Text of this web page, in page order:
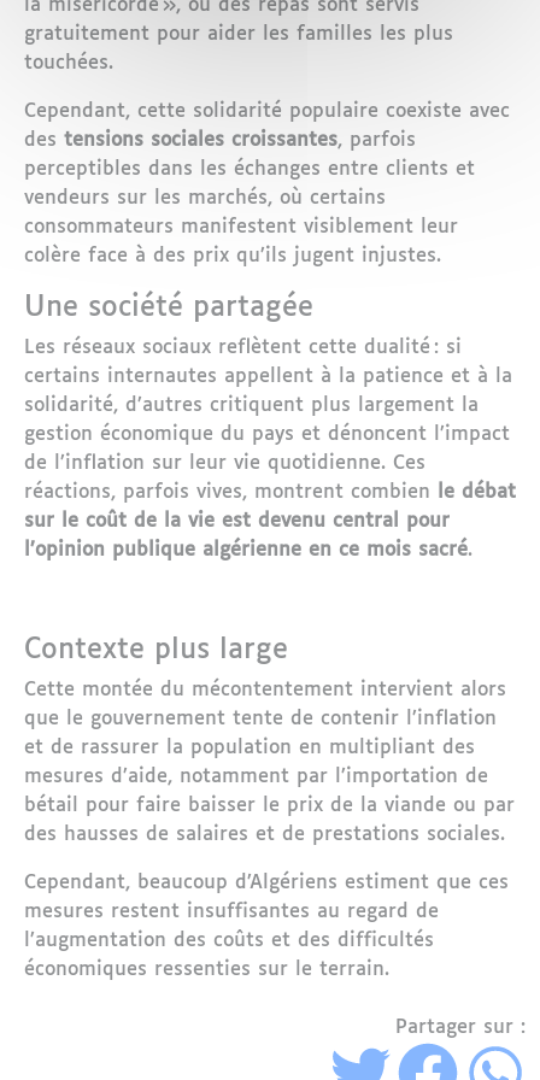
la miséricorde », où des repas sont servis
gratuitement pour aider les familles les plus
touchées.
Cependant, cette solidarité populaire coexiste avec
des tensions sociales croissantes, parfois
perceptibles dans les échanges entre clients et
vendeurs sur les marchés, où certains
consommateurs manifestent visiblement leur
colère face à des prix qu’ils jugent injustes.
Une société partagée
Les réseaux sociaux reflètent cette dualité : si
certains internautes appellent à la patience et à la
solidarité, d’autres critiquent plus largement la
gestion économique du pays et dénoncent l’impact
de l’inflation sur leur vie quotidienne. Ces
réactions, parfois vives, montrent combien
le débat
sur le coût de la vie est devenu central pour
l’opinion publique algérienne en ce mois sacré.
Contexte plus large
Cette montée du mécontentement intervient alors
que le gouvernement tente de contenir l’inflation
et de rassurer la population en multipliant des
mesures d’aide, notamment par l’importation de
bétail pour faire baisser le prix de la viande ou par
des hausses de salaires et de prestations sociales.
Cependant, beaucoup d’Algériens estiment que ces
mesures restent insuffisantes au regard de
l’augmentation des coûts et des difficultés
économiques ressenties sur le terrain.
Partager sur :